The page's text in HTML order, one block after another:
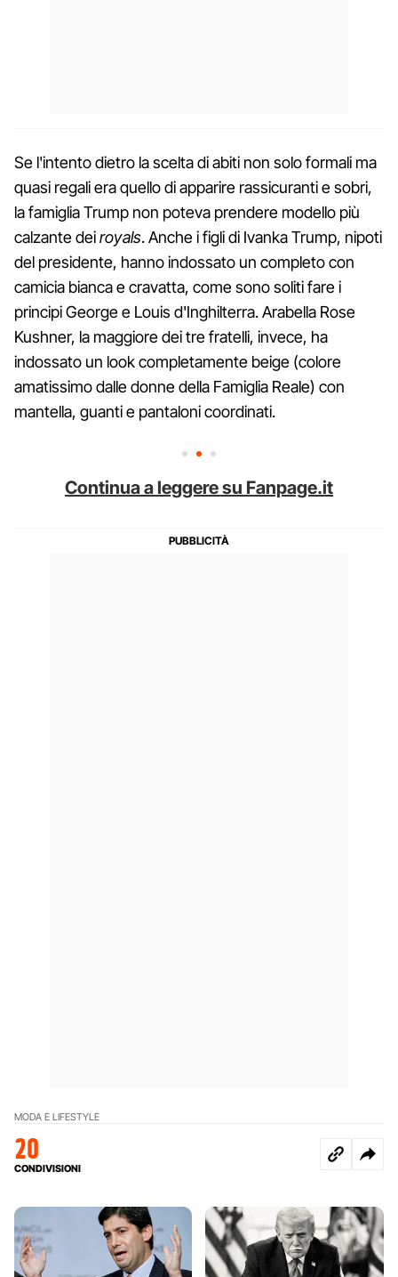
Se l'intento dietro la scelta di abiti non solo formali ma
quasi regali era quello di apparire rassicuranti e sobri,
la famiglia Trump non poteva prendere modello più
calzante deiroyals. Anche i figli di Ivanka Trump, nipoti
del presidente, hanno indossato un completo con
camicia bianca e cravatta, come sono soliti fare i
principi George e Louis d'Inghilterra. Arabella Rose
Kushner, la maggiore dei tre fratelli, invece, ha
indossato un look completamente beige (colore
amatissimo dalle donne della Famiglia Reale) con
mantella, guanti e pantaloni coordinati.
Continua a leggere su Fanpage.it
MODA E LIFESTYLE
20
CONDIVISIONI